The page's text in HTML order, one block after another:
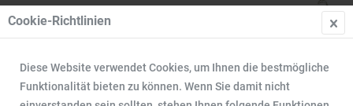
Cookie-Richtlinien
Diese Website verwendet Cookies, um Ihnen die bestmögliche
Funktionalität bieten zu können. Wenn Sie damit nicht